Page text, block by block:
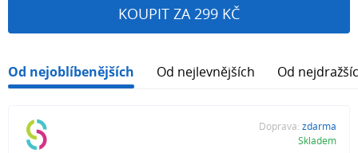
KOUPIT ZA 299 KČ
Od nejoblíbenějších Od nejlevnějších Od
Doprava: zdarma
Skladem